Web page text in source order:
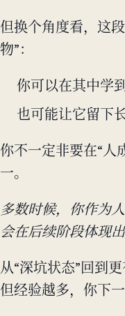
但换个角度看，这
物”：
你可以在其中学
也可能让它留下
你不一定非要在“人
一。
多数时候，你作为
会在后续阶段体现出
从“深坑状态”回到
但经验越多，你下